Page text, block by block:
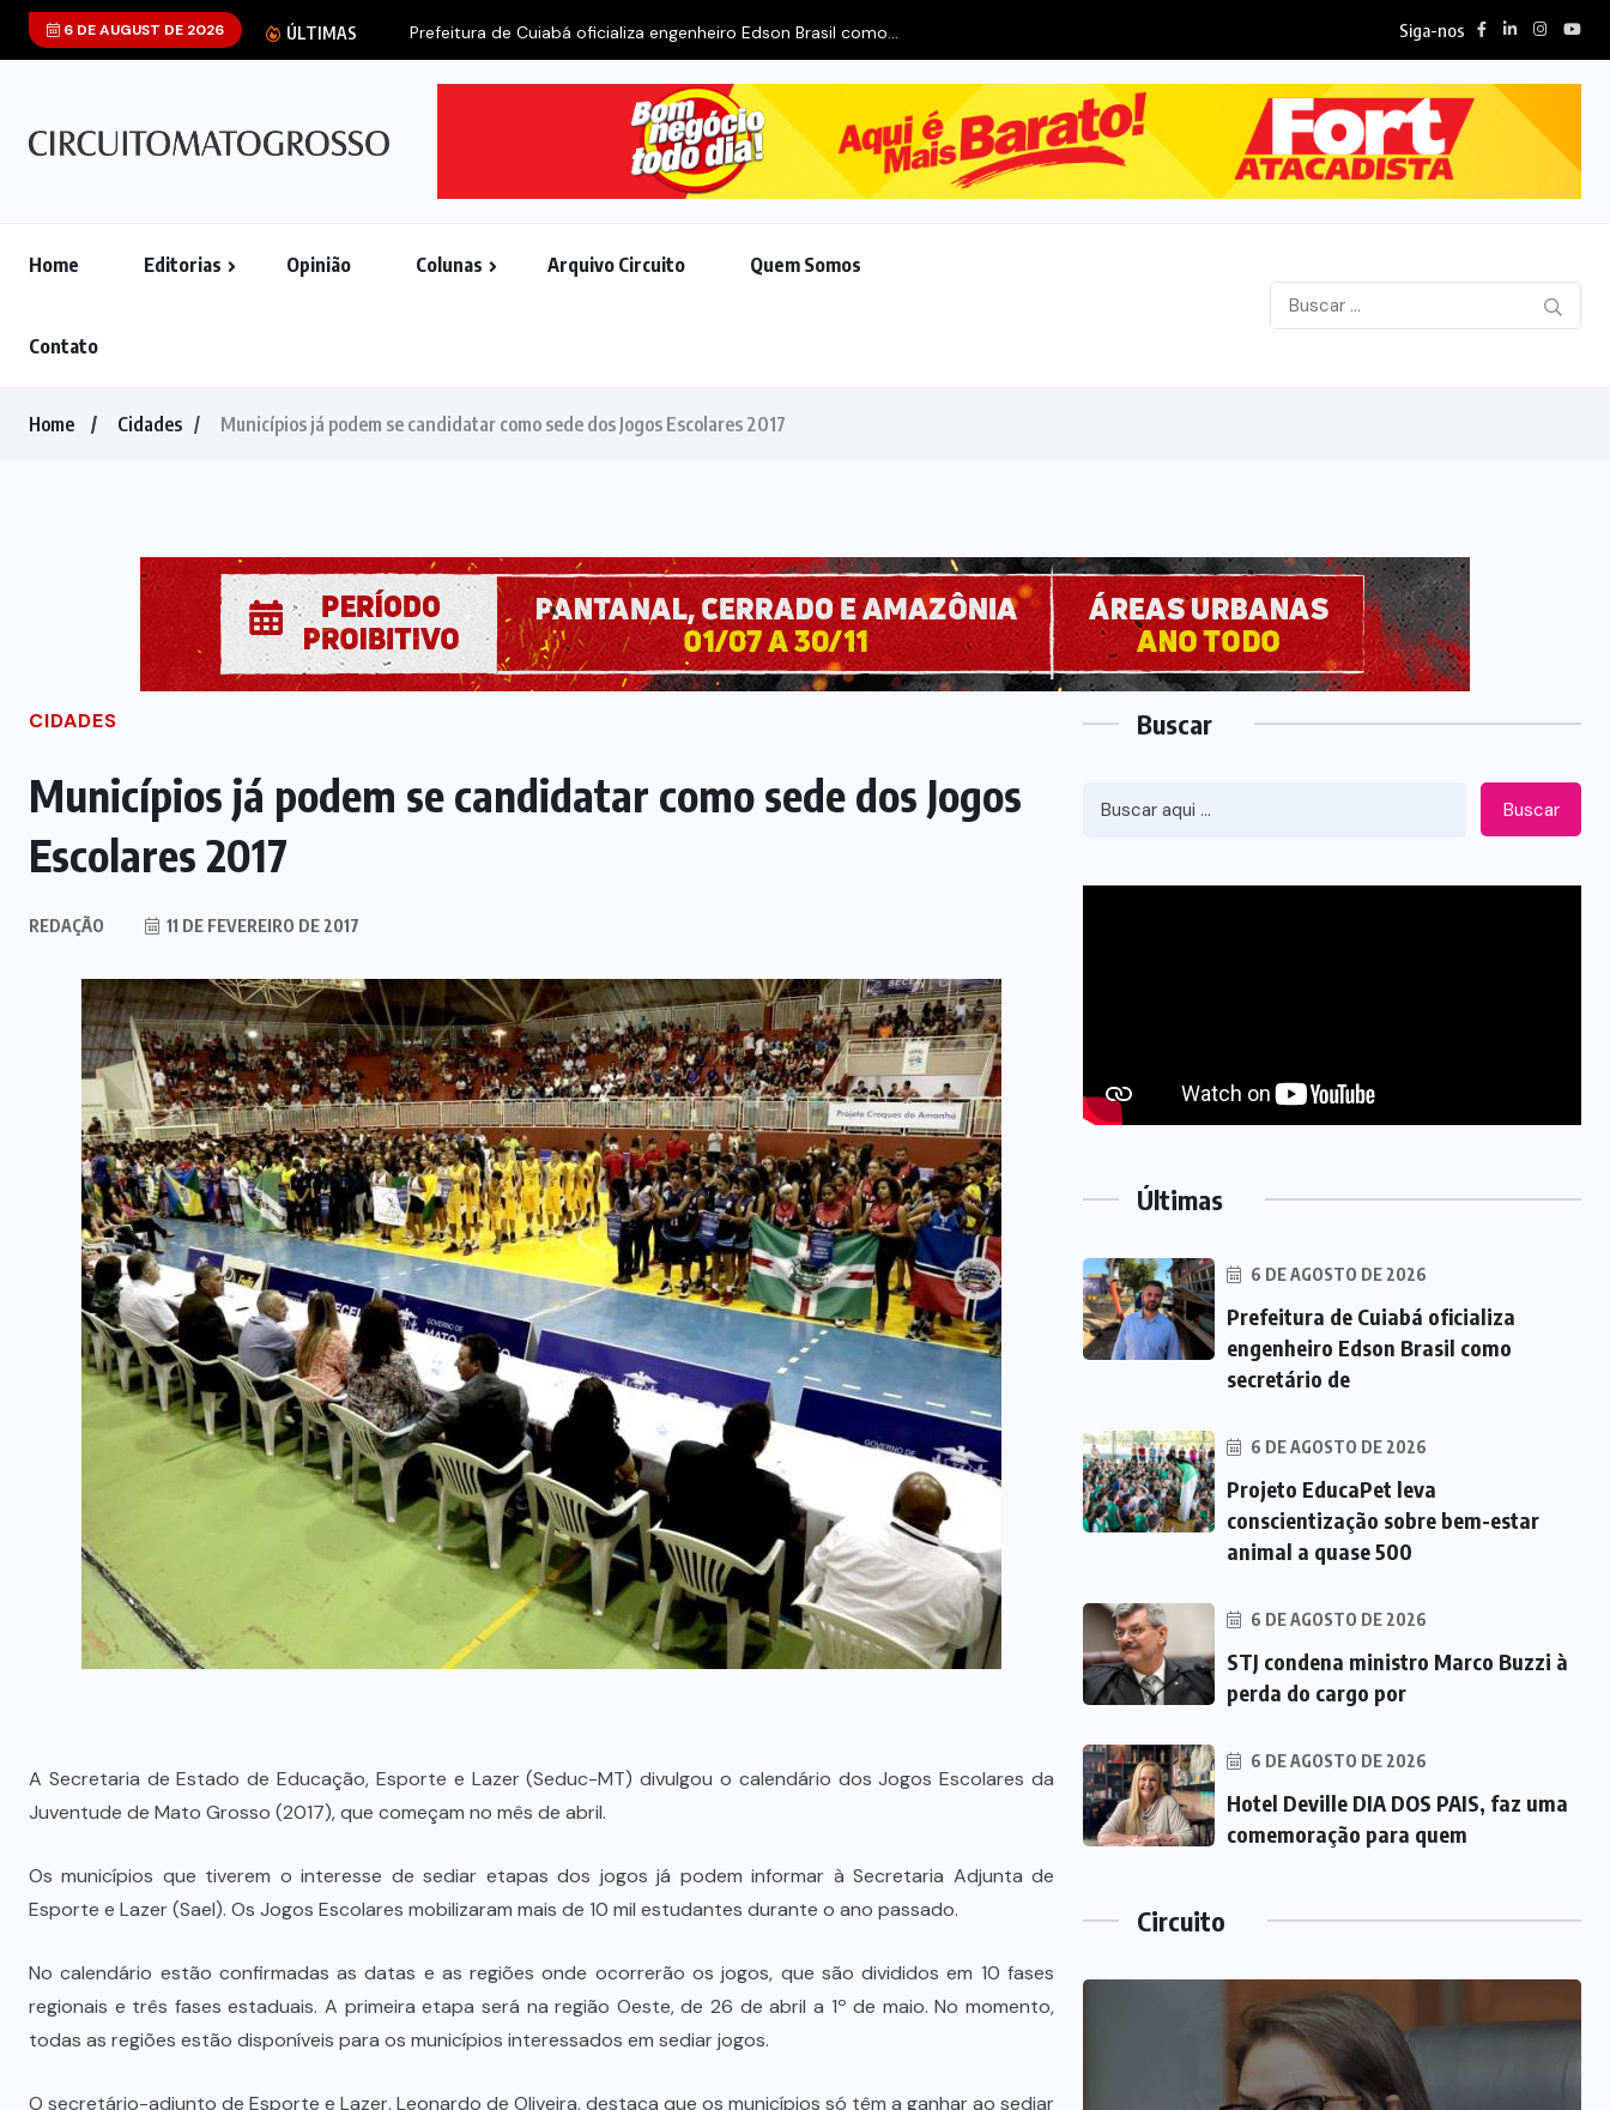
6 DE AUGUST DE 2026 ÚLTIMAS Prefeitura de Cuiabá oficializa engenheiro Edson Brasil como... Siga-nos
Home Editorias Opinião Colunas Arquivo Circuito Quem Somos
Contato
Home Cidades Municípios já podem se candidatar como sede dos Jogos Escolares 2017
CIDADES
Municípios já podem se candidatar como sede dos Jogos
Escolares 2017
REDAÇÃO 11 DE FEVEREIRO DE 2017
A Secretaria de Estado de Educação, Esporte e Lazer (Seduc-MT) divulgou o calendário dos Jogos Escolares da
Juventude de Mato Grosso (2017), que começam no mês de abril.
Os municípios que tiverem o interesse de sediar etapas dos jogos já podem informar à Secretaria Adjunta de
Esporte e Lazer (Sael). Os Jogos Escolares mobilizaram mais de 10 mil estudantes durante o ano passado.
No calendário estão confirmadas as datas e as regiões onde ocorrerão os jogos, que são divididos em 10 fases
regionais e três fases estaduais. A primeira etapa será na região Oeste, de 26 de abril a 1º de maio. No momento,
todas as regiões estão disponíveis para os municípios interessados em sediar jogos.
O secretário-adjunto de Esporte e Lazer, Leonardo de Oliveira, destaca que os municípios só têm a ganhar ao sediar
Buscar
Buscar
Últimas
6 DE AGOSTO DE 2026
Prefeitura de Cuiabá oficializa
engenheiro Edson Brasil como
secretário de
6 DE AGOSTO DE 2026
Projeto EducaPet leva
conscientização sobre bem-estar
animal a quase 500
6 DE AGOSTO DE 2026
STJ condena ministro Marco Buzzi à
perda do cargo por
6 DE AGOSTO DE 2026
Hotel Deville DIA DOS PAIS, faz uma
comemoração para quem
Circuito